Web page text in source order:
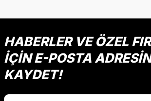
Ürün resmi kalitesiz, bozuk veya
Ürün açıklamasında eksik bilgiler bulunuyor.
Ürün fiyatı diğer sitelerden daha pahalı.
HABERLER VE ÖZEL
İÇİN E-POSTA
KAYDET!